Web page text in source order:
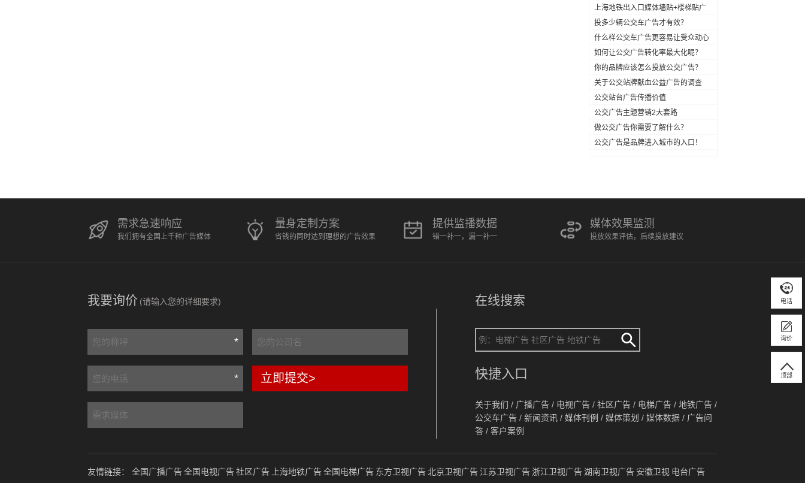
上海地铁出入口媒体墙贴+楼梯贴广
告推...
投多少辆公交车广告才有效？
什么样公交车广告更容易让受众动心
如何让公交广告转化率最大化呢？
你的品牌应该怎么投放公交广告？
关于公交站牌献血公益广告的调查
公交站台广告传播价值
公交广告主题营销2大套路
做公交广告你需要了解什么？
公交广告是品牌进入城市的入口！
需求急速响应
我们拥有全国上千种广告媒体
量身定制方案
省钱的同时达到理想的广告效果
提供监播数据
错一补一，漏一补一
媒体效果监测
投放效果评估，后续投放建议
我要询价 (请输入您的详细要求)
*
* 立即提交>
在线搜索
快捷入口
关于我们 / 广播广告 / 电视广告 / 社区广告 / 电梯广告 / 地铁广告 /
公交车广告 / 新闻资讯 / 媒体刊例 / 媒体策划 / 媒体数据 / 广告问
答 / 客户案例
友情链接： 全国广播广告全国电视广告社区广告 上海地铁广告全国电梯广告 东方卫视广告 北京卫视广告 江苏卫视广告 浙江卫视广告湖南卫视广告 安徽卫视 电台广告
电话
询价
顶部